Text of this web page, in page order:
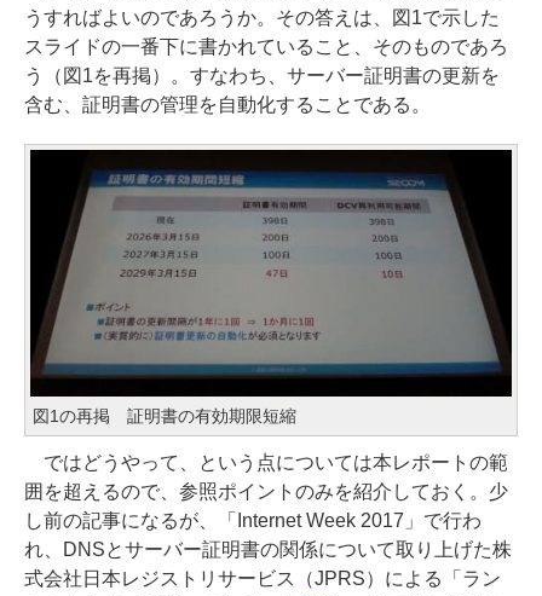
うすればよいのであろうか。その答えは、図1で示した
スライドの一番下に書かれていること、そのものであろ
う（図1を再掲）。すなわち、サーバー証明書の更新を
含む、証明書の管理を自動化することである。
図1の再掲 証明書の有効期限短縮
ではどうやって、という点については本レポートの範
囲を超えるので、参照ポイントのみを紹介しておく。少
し前の記事になるが、「Internet Week 2017」で行わ
れ、DNSとサーバー証明書の関係について取り上げた株
式会社日本レジストリサービス（JPRS）による「ラン